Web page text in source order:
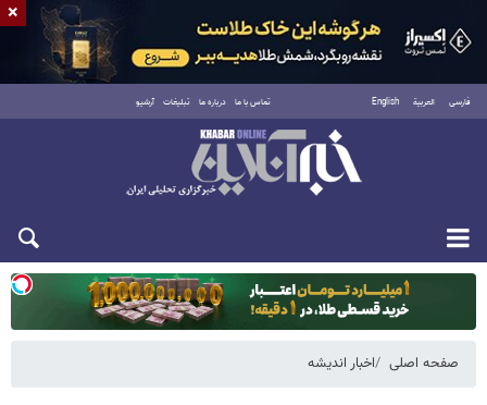
فارسی العربية English تماس با ما درباره ما تبلیغات آرشیو
دوشنبه ۱۹ مرداد ۱۴۰۵
صفحه اصلی اخبار اندیشه
×